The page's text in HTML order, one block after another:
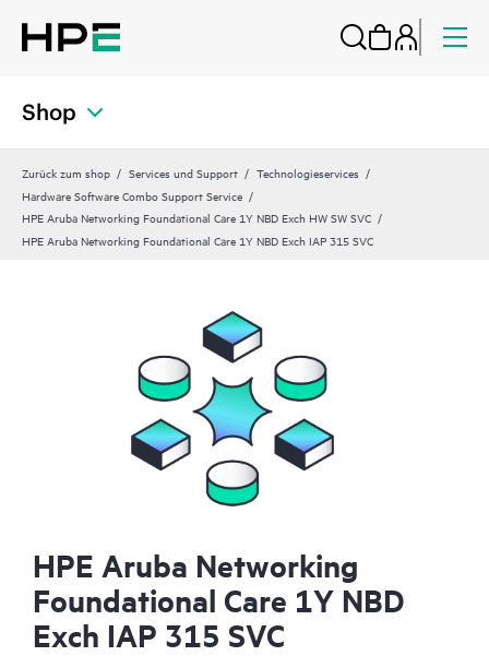
Shop
Zurück zum shop Services und Support
Technologieservices
Hardware Software Combo Support Service
HPE Aruba Networking Foundational Care 1Y NBD Exch HW SW SVC
HPE Aruba Networking Foundational Care 1Y NBD Exch IAP 315 SVC
HPE Aruba Networking
Foundational Care 1Y NBD
Exch IAP 315 SVC